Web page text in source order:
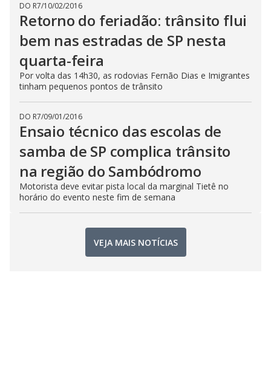
DO R7/10/02/2016
Retorno do feriadão: trânsito flui
bem nas estradas de SP nesta
quarta-feira
Por volta das 14h30, as rodovias Fernão Dias e Imigrantes
tinham pequenos pontos de trânsito
DO R7/09/01/2016
Ensaio técnico das escolas de
samba de SP complica trânsito
na região do Sambódromo
Motorista deve evitar pista local da marginal Tietê no
horário do evento neste fim de semana
VEJA MAIS NOTÍCIAS